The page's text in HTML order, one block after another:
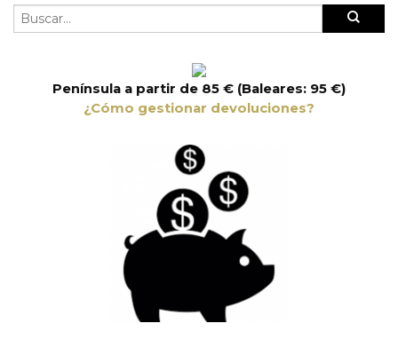
Península a partir de 85 € (Baleares: 95 €)
¿Cómo gestionar devoluciones?